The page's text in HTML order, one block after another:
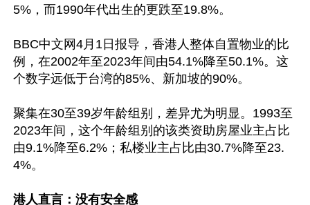
5%，而1990年代出生的更跌至19.8%。
BBC中文网4月1日报导，香港人整体自置物业的比
例，在2002年至2023年间由54.1%降至50.1%。这
个数字远低于台湾的85%、新加坡的90%。
聚集在30至39岁年龄组别，差异尤为明显。1993至
2023年间，这个年龄组别的该类资助房屋业主占比
由9.1%降至6.2%；私楼业主占比由30.7%降至23.
4%。
港人直言：没有安全感